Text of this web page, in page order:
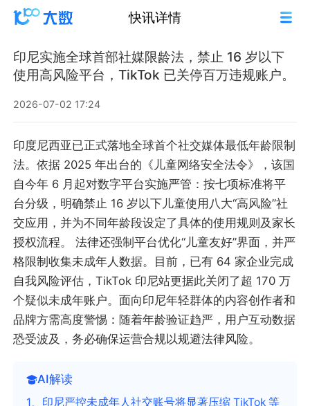
快讯详情
印尼实施全球首部社媒限龄法，禁止 16 岁以下
使用高风险平台，TikTok 已关停百万违规账户。
2026-07-02 17:24
印度尼西亚已正式落地全球首个社交媒体最低年龄限制
法。依据 2025 年出台的《儿童网络安全法令》，该国
自今年 6 月起对数字平台实施严管：按七项标准将平
台分级，明确禁止 16 岁以下儿童使用八大“高风险”社
交应用，并为不同年龄段设定了具体的使用规则及家长
授权流程。 法律还强制平台优化“儿童友好”界面，并严
格限制收集未成年人数据。目前，已有 64 家企业完成
自我风险评估，TikTok 印尼站更据此关闭了超 170 万
个疑似未成年账户。面向印尼年轻群体的内容创作者和
品牌方需高度警惕：随着年龄验证趋严，用户互动数据
恐受波及，务必确保运营合规以规避法律风险。
AI解读
1、印尼严控未成年人社交账号将显著压缩 TikTok 等